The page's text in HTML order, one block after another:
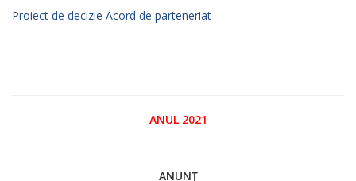
Proiect de decizie Acord de parteneriat
ANUL 2021
ANUNŢ